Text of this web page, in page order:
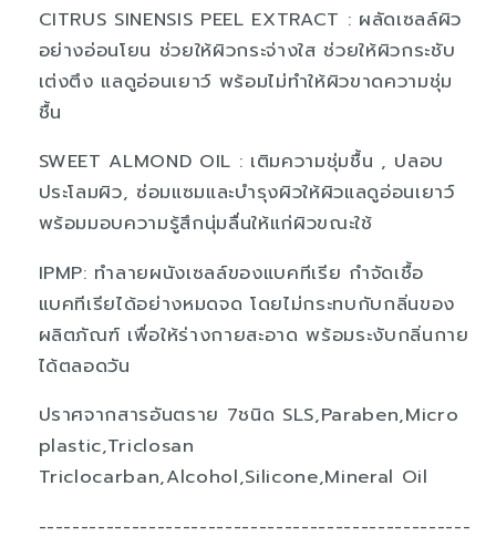
CITRUS SINENSIS PEEL EXTRACT : ผลัดเซลล์ผิว
อย่างอ่อนโยน ช่วยให้ผิวกระจ่างใส ช่วยให้ผิวกระชับ
เต่งตึง แลดูอ่อนเยาว์ พร้อมไม่ทำให้ผิวขาดความชุ่ม
ชื้น
SWEET ALMOND OIL : เติมความชุ่มชื้น , ปลอบ
ประโลมผิว, ซ่อมแซมและบำรุงผิวให้ผิวแลดูอ่อนเยาว์
พร้อมมอบความรู้สึกนุ่มลื่นให้แก่ผิวขณะใช้
IPMP: ทำลายผนังเซลล์ของแบคทีเรีย กำจัดเชื้อ
แบคทีเรียได้อย่างหมดจด โดยไม่กระทบกับกลิ่นของ
ผลิตภัณฑ์ เพื่อให้ร่างกายสะอาด พร้อมระงับกลิ่นกาย
ได้ตลอดวัน
ปราศจากสารอันตราย 7ชนิด SLS,Paraben,Micro
plastic,Triclosan
Triclocarban,Alcohol,Silicone,Mineral Oil
---------------------------------------------------